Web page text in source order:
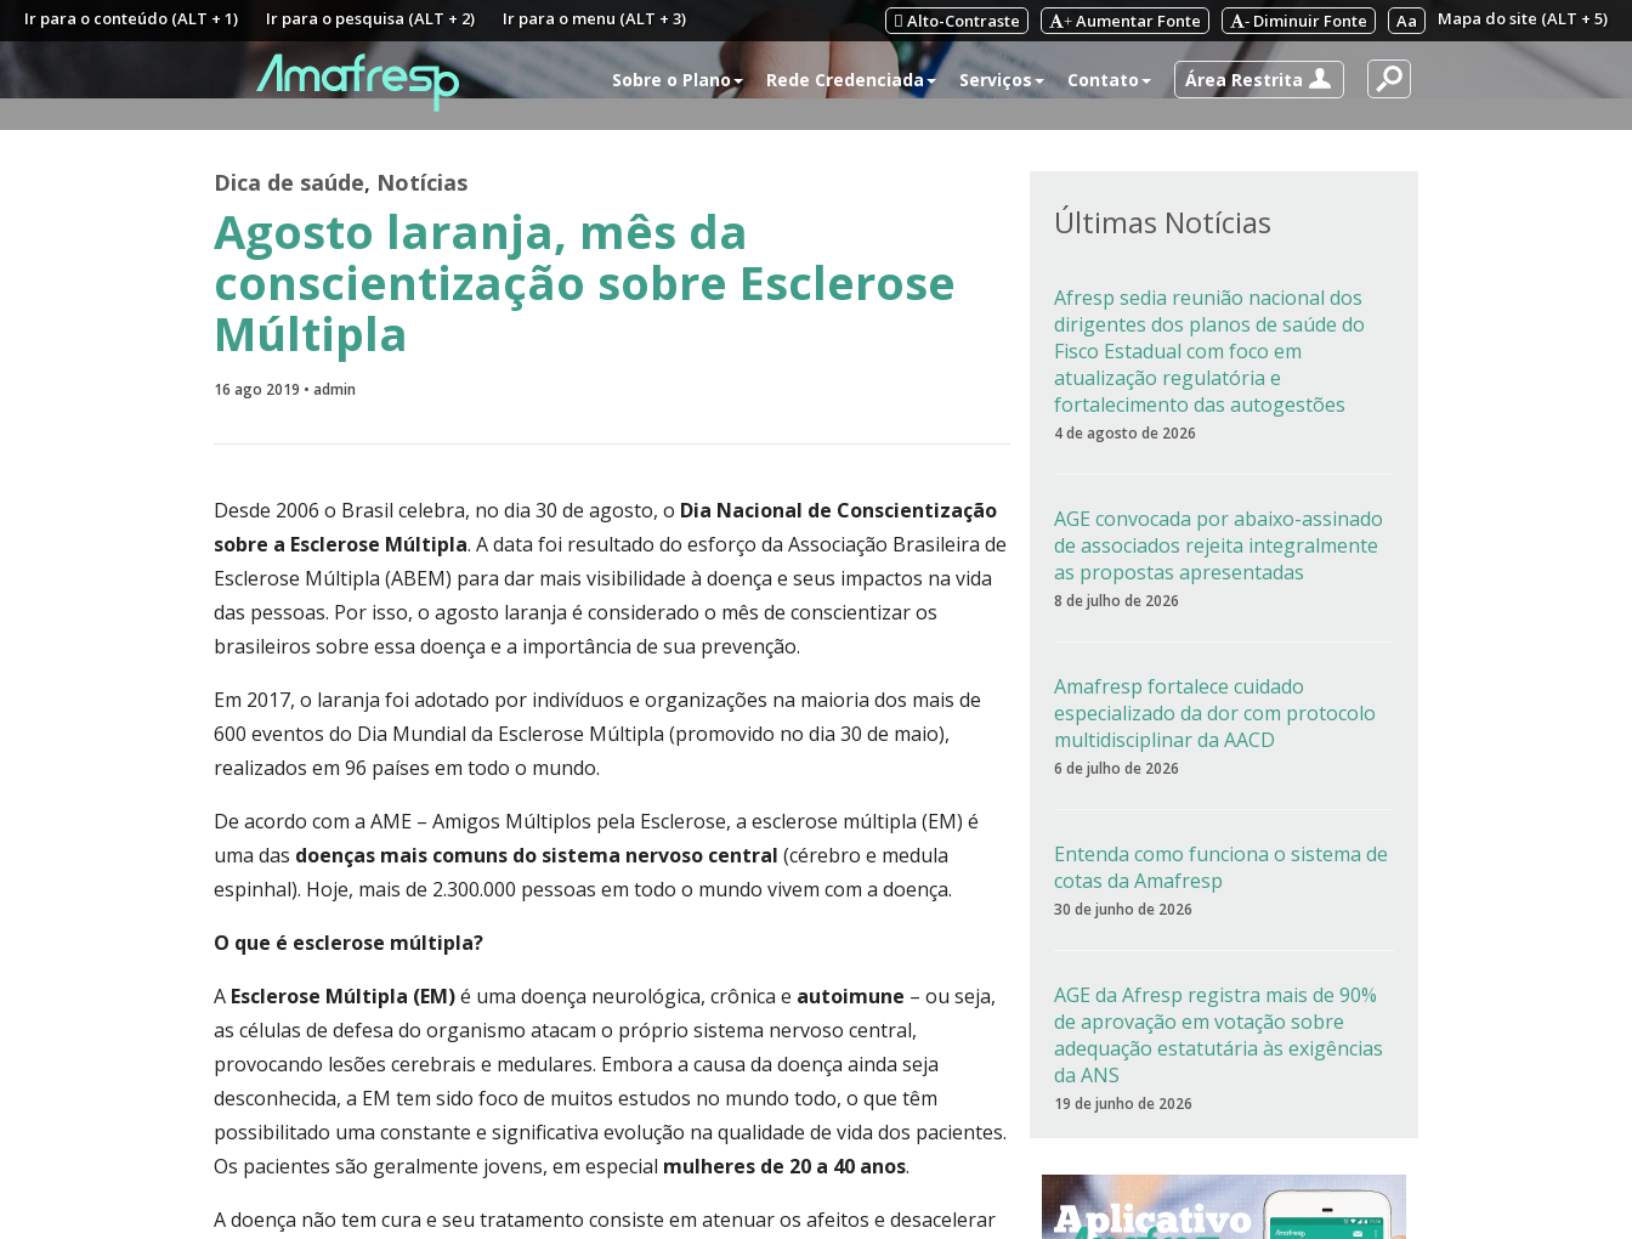
Ir para o conteúdo (ALT + 1) Ir para o pesquisa (ALT + 2) Ir para o menu (ALT + 3) Mapa do site (ALT + 5)
Aa
- Diminuir Fonte
+ Aumentar Fonte
Alto-Contraste
Sobre o Plano Rede Credenciada Serviços Contato Área Restrita
Dica de saúde, Notícias
Agosto laranja, mês da
conscientização sobre Esclerose
Múltipla
16 ago 2019 • admin
Desde 2006 o Brasil celebra, no dia 30 de agosto, o Dia Nacional de Conscientização
sobre a Esclerose Múltipla. A data foi resultado do esforço da Associação Brasileira de
Esclerose Múltipla (ABEM) para dar mais visibilidade à doença e seus impactos na vida
das pessoas. Por isso, o agosto laranja é considerado o mês de conscientizar os
brasileiros sobre essa doença e a importância de sua prevenção.
Em 2017, o laranja foi adotado por indivíduos e organizações na maioria dos mais de
600 eventos do Dia Mundial da Esclerose Múltipla (promovido no dia 30 de maio),
realizados em 96 países em todo o mundo.
De acordo com a AME – Amigos Múltiplos pela Esclerose, a esclerose múltipla (EM) é
uma das doenças mais comuns do sistema nervoso central (cérebro e medula
espinhal). Hoje, mais de 2.300.000 pessoas em todo o mundo vivem com a doença.
O que é esclerose múltipla?
A Esclerose Múltipla (EM)é uma doença neurológica, crônica e autoimune – ou seja,
as células de defesa do organismo atacam o próprio sistema nervoso central,
provocando lesões cerebrais e medulares. Embora a causa da doença ainda seja
desconhecida, a EM tem sido foco de muitos estudos no mundo todo, o que têm
possibilitado uma constante e significativa evolução na qualidade de vida dos pacientes.
Os pacientes são geralmente jovens, em especial mulheres de 20 a 40 anos.
A doença não tem cura e seu tratamento consiste em atenuar os afeitos e desacelerar
Últimas Notícias
Afresp sedia reunião nacional dos
dirigentes dos planos de saúde do
Fisco Estadual com foco em
atualização regulatória e
fortalecimento das autogestões
4 de agosto de 2026
AGE convocada por abaixo-assinado
de associados rejeita integralmente
as propostas apresentadas
8 de julho de 2026
Amafresp fortalece cuidado
especializado da dor com protocolo
multidisciplinar da AACD
6 de julho de 2026
Entenda como funciona o sistema de
cotas da Amafresp
30 de junho de 2026
AGE da Afresp registra mais de 90%
de aprovação em votação sobre
adequação estatutária às exigências
da ANS
19 de junho de 2026